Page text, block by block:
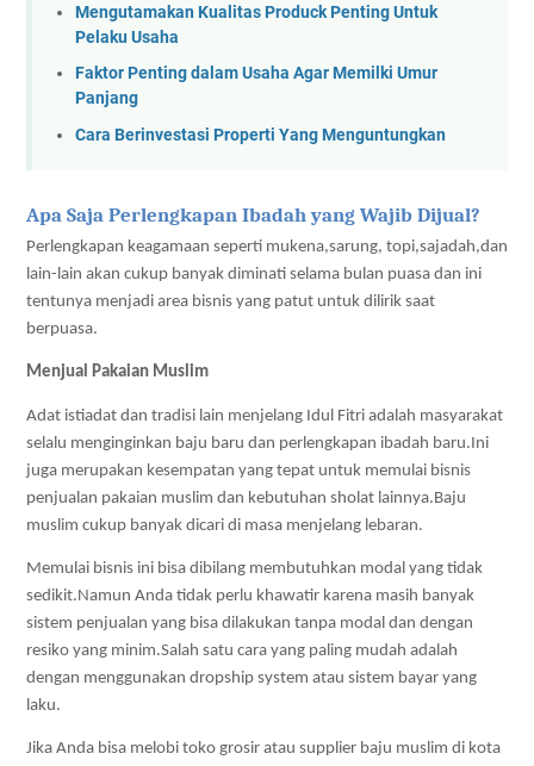
Mengutamakan Kualitas Produck Penting Untuk
Pelaku Usaha
Faktor Penting dalam Usaha Agar Memilki Umur
Panjang
Cara Berinvestasi Properti Yang Menguntungkan
Apa Saja Perlengkapan Ibadah yang Wajib Dijual?
Perlengkapan keagamaan seperti mukena,sarung, topi,sajadah,dan
lain-lain akan cukup banyak diminati selama bulan puasa dan ini
tentunya menjadi area bisnis yang patut untuk dilirik saat
berpuasa.
Menjual Pakaian Muslim
Adat istiadat dan tradisi lain menjelang Idul Fitri adalah masyarakat
selalu menginginkan baju baru dan perlengkapan ibadah baru.Ini
juga merupakan kesempatan yang tepat untuk memulai bisnis
penjualan pakaian muslim dan kebutuhan sholat lainnya.Baju
muslim cukup banyak dicari di masa menjelang lebaran.
Memulai bisnis ini bisa dibilang membutuhkan modal yang tidak
sedikit.Namun Anda tidak perlu khawatir karena masih banyak
sistem penjualan yang bisa dilakukan tanpa modal dan dengan
resiko yang minim.Salah satu cara yang paling mudah adalah
dengan menggunakan dropship system atau sistem bayar yang
laku.
Jika Anda bisa melobi toko grosir atau supplier baju muslim di kota